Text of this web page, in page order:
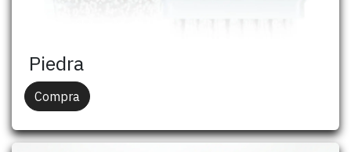
Piedra
Compra